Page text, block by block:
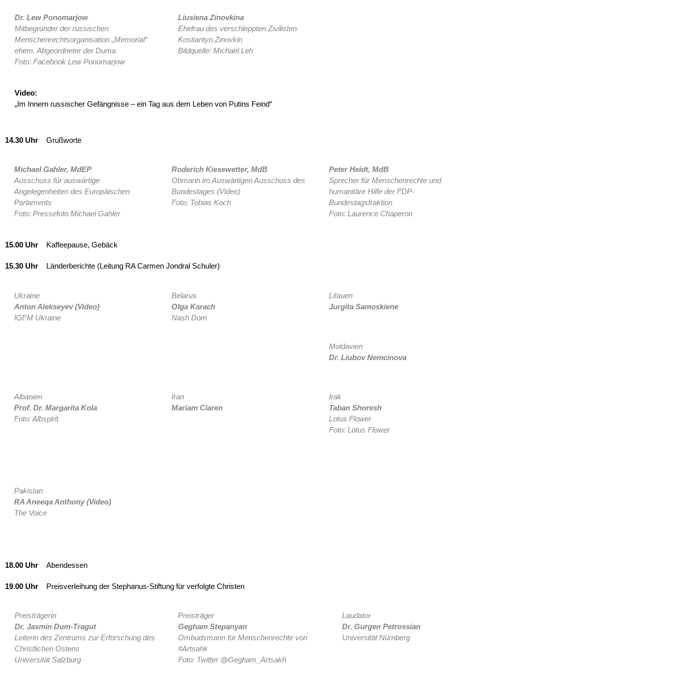
Dr. Lew Ponomarjow
Mitbegründer der russischen
Menschenrechtsorganisation „Memorial“
ehem. Abgeordneter der Duma
Foto: Facebook Lew Ponomarjow
Liusiena Zinovkina
Ehefrau des verschleppten Zivilisten
Kostiantyn Zinovkin
Bildquelle: Michael Leh
Video:
„Im Innern russischer Gefängnisse – ein Tag aus dem Leben von Putins Feind“
14.30 Uhr Grußworte
Michael Gahler, MdEP
Ausschuss für auswärtige
Angelegenheiten des Europäischen
Parlaments
Foto: Pressefoto Michael Gahler
Roderich Kiesewetter, MdB
Obmann im Auswärtigen Ausschuss des
Bundestages (Video)
Foto: Tobias Koch
Peter Heidt, MdB
Sprecher für Menschenrechte und
humanitäre Hilfe der FDP-
Bundestagsfraktion
Foto: Laurence Chaperon
15.00 Uhr Kaffeepause, Gebäck
15.30 Uhr Länderberichte (Leitung RA Carmen Jondral Schuler)
Ukraine
Anton Alekseyev (Video)
IGFM Ukraine
Belarus
Olga Karach
Nash Dom
Litauen
Jurgita Samoskiene
Moldavien
Dr. Liubov Nemcinova
Albanien
Prof. Dr. Margarita Kola
Foto: Albspirit
Iran
Mariam Claren
Irak
Taban Shoresh
Lotus Flower
Foto: Lotus Flower
Pakistan
RA Aneeqa Anthony (Video)
The Voice
18.00 Uhr Abendessen
19.00 Uhr Preisverleihung der Stephanus-Stiftung für verfolgte Christen
Preisträgerin
Dr. Jasmin Dum-Tragut
Leiterin des Zentrums zur Erforschung des
Christlichen Ostens
Universität Salzburg
Preisträger
Gegham Stepanyan
Ombudsmann für Menschenrechte von
#Artsahk
Foto: Twitter @Gegham_Artsakh
Laudator
Dr. Gurgen Petrossian
Universität Nürnberg